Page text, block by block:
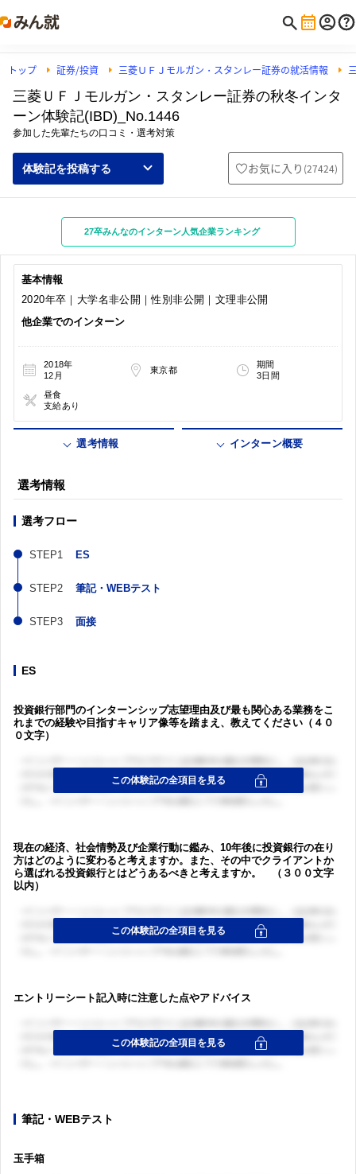
トップ 証券/投資 三菱ＵＦＪモルガン・スタンレー証券の就活情報
三菱ＵＦＪモルガン・スタンレー証券の秋冬インタ
ーン体験記(IBD)_No.1446
参加した先輩たちの口コミ・選考対策
体験記を投稿する お気に入り (27424)
27卒みんなのインターン人気企業ランキング
基本情報
2020年卒｜大学名非公開｜性別非公開｜文理非公開
他企業でのインターン
2018年
12月
東京都
期間
3日間
昼食
支給あり
選考情報 インターン概要
選考情報
選考フロー
ES
筆記・WEBテスト
面接
ES
投資銀行部門のインターンシップ志望理由及び最も関心ある業務をこ
れまでの経験や目指すキャリア像等を踏まえ、教えてください（４０
０文字）
現在の経済、社会情勢及び企業行動に鑑み、10年後に投資銀行の在り
方はどのように変わると考えますか。また、その中でクライアントか
ら選ばれる投資銀行とはどうあるべきと考えますか。 （３００文字
以内）
エントリーシート記入時に注意した点やアドバイス
筆記・WEBテスト
玉手箱